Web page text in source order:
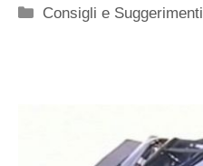
Categorie
Consigli e Suggerimenti